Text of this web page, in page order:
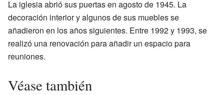
La iglesia abrió sus puertas en agosto de 1945. La
decoración interior y algunos de sus muebles se
añadieron en los años siguientes. Entre 1992 y 1993, se
realizó una renovación para añadir un espacio para
reuniones.
Véase también